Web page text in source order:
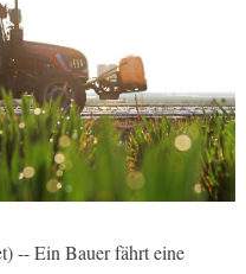
-- Ein Bauer fährt eine